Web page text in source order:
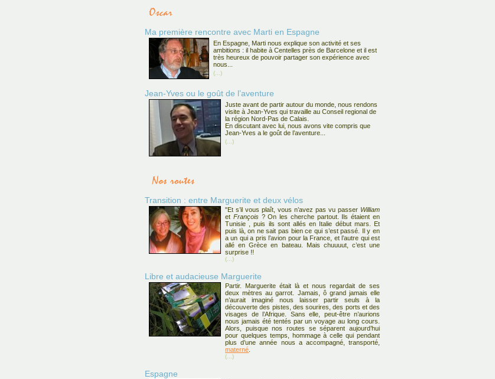
Ma première rencontre avec Marti en Espagne
En Espagne, Marti nous explique son activité et ses
ambitions : il habite à Centelles près de Barcelone et il est
très heureux de pouvoir partager son expérience avec
nous...
(...)
Jean-Yves ou le goût de l’aventure
Juste avant de partir autour du monde, nous rendons
visite à Jean-Yves qui travaille au Conseil regional de
la région Nord-Pas de Calais.
En discutant avec lui, nous avons vite compris que
Jean-Yves a le goût de l’aventure...
(...)
Transition : entre Marguerite et deux vélos
"Et s’il vous plaît, vous n’avez pas vu passer William
et François? On les cherche partout. Ils étaient en
Tunisie , puis ils sont allés en Italie début mars. Et
puis là, on ne sait pas bien ce qui s’est passé. Il y en
a un qui a pris l’avion pour la France, et l’autre qui est
allé en Grèce en bateau. Mais chuuuut, c’est une
surprise !!
(...)
Libre et audacieuse Marguerite
Partir. Marguerite était là et nous regardait de ses
deux mètres au garrot. Jamais, ô grand jamais elle
n’aurait imaginé nous laisser partir seuls à la
découverte des pistes, des sourires, des ports et des
visages de l’Afrique. Sans elle, peut-être n’aurions
nous jamais été tentés par un voyage au long cours.
Alors, puisque nos routes se séparent aujourd’hui
pour quelques temps, hommage à celle qui pendant
plus d’une année nous a accompagné, transporté,
materné
(...)
Espagne